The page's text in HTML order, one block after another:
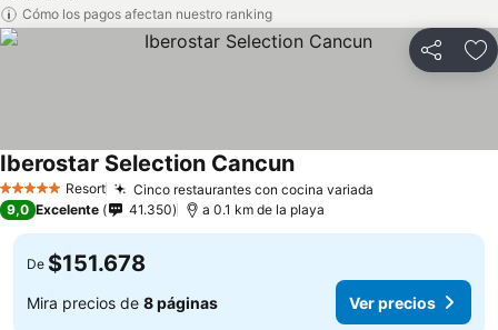
Cómo los pagos afectan nuestro ranking
Compartir
5 Estrellas Resort Cinco restaurantes con cocina variada
Iberostar Selection CancunVer precios
9,0 Excelente 41.350 a 0.1 km de la playa
De $151.678
Mira precios de 8 páginas Ver precios